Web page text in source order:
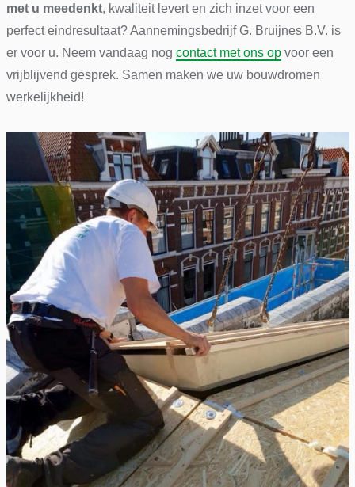
met u meedenkt, kwaliteit levert en zich inzet voor een
perfect eindresultaat? Aannemingsbedrijf G. Bruijnes B.V. is
er voor u. Neem vandaag nog contact met ons opvoor een
vrijblijvend gesprek. Samen maken we uw bouwdromen
werkelijkheid!